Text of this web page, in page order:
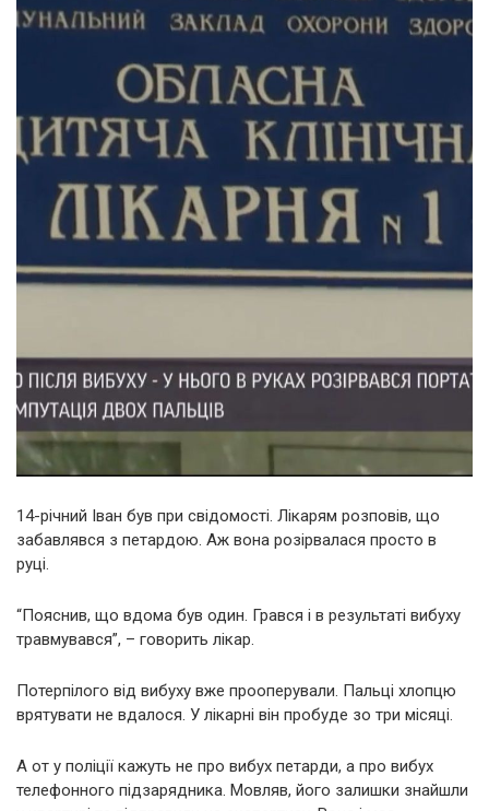
14-річний Іван був при свідомості. Лікарям розповів, що
забавлявся з петардою. Аж вона розірвалася просто в
руці.
“Пояснив, що вдома був один. Грався і в результаті вибуху
травмувався”, – говорить лікар.
Потерпілого від вибуху вже прооперували. Пальці хлопцю
врятувати не вдалося. У лікарні він пробуде зо три місяці.
А от у поліції кажуть не про вибух петарди, а про вибух
телефонного підзарядника. Мовляв, його залишки знайшли